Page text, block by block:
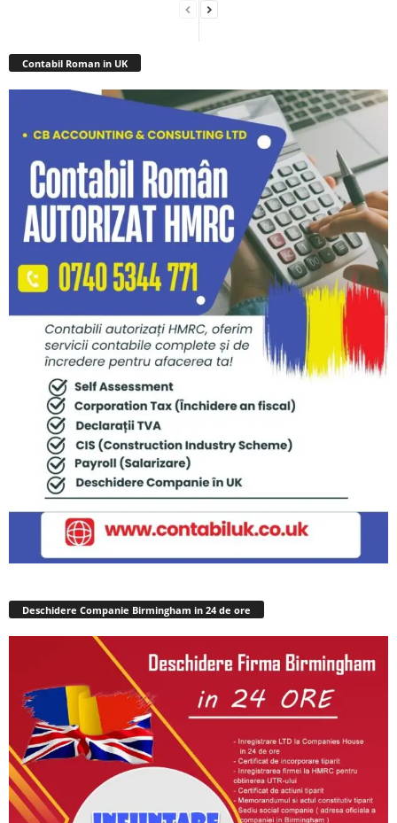
Contabil Roman in UK
Deschidere Companie Birmingham in 24 de ore